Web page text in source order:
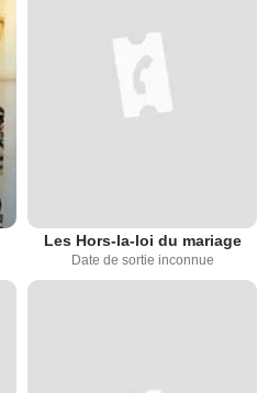
Les Hors-la-loi du mariage
Date de sortie inconnue